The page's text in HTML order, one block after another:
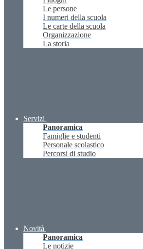
Le persone
I numeri della scuola
Le carte della scuola
Organizzazione
La storia
Servizi
Panoramica
Famiglie e studenti
Personale scolastico
Percorsi di studio
Novità
Panoramica
Le notizie